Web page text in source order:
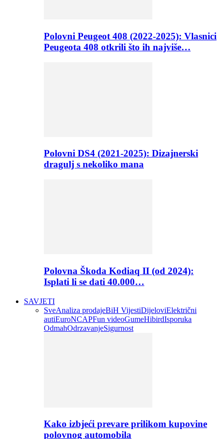
Polovni Peugeot 408 (2022-2025): Vlasnici
Peugeota 408 otkrili što ih najviše…
Polovni DS4 (2021-2025): Dizajnerski
dragulj s nekoliko mana
Polovna Škoda Kodiaq II (od 2024):
Isplati li se dati 40.000…
SAVJETI
SveAnaliza prodajeBiH VijestiDijeloviElektrični
autiEuroNCAPFun videoGumeHibirdIsporuka
OdmahOdrzavanjeSigurnost
Kako izbjeći prevare prilikom kupovine
polovnog automobila